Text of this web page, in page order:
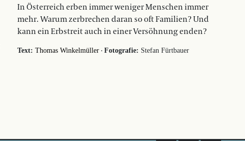
In Österreich erben immer weniger Menschen immer
mehr. Warum zerbrechen daran so oft Familien? Und
kann ein Erbstreit auch in einer Versöhnung enden?
Text: Thomas Winkelmüller ·Fotografie: Stefan Fürtbauer